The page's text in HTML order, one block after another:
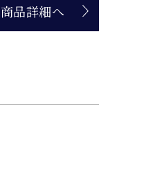
商品詳細へ